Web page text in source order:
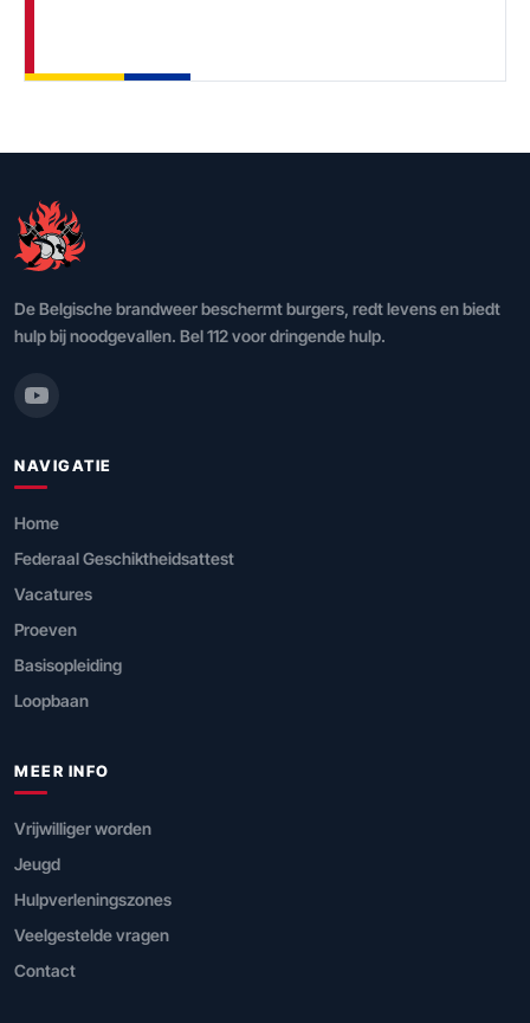
De Belgische brandweer beschermt burgers, redt levens en biedt
hulp bij noodgevallen. Bel 112 voor dringende hulp.
NAVIGATIE
Home
Federaal Geschiktheidsattest
Vacatures
Proeven
Basisopleiding
Loopbaan
MEER INFO
Vrijwilliger worden
Jeugd
Hulpverleningszones
Veelgestelde vragen
Contact